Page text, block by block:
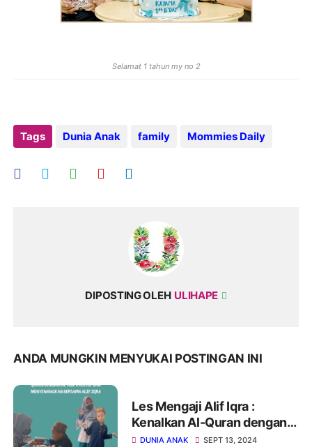
Selamat 1 tahun my no 2
Tags Dunia Anak family Mommies Daily
DIPOSTING OLEH ULIHAPE
ANDA MUNGKIN MENYUKAI POSTINGAN INI
Les Mengaji Alif Iqra :
Kenalkan Al-Quran dengan
Metode Kreatif dan
DUNIA ANAK SEPT 13, 2024